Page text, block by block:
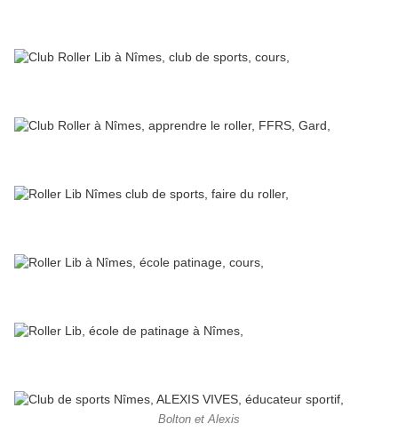
Bolton et Alexis